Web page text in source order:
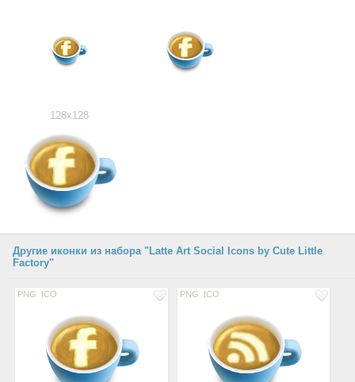
128x128
Другие иконки из набора "Latte Art Social Icons by Cute Little
Factory"
PNG ICO PNG ICO